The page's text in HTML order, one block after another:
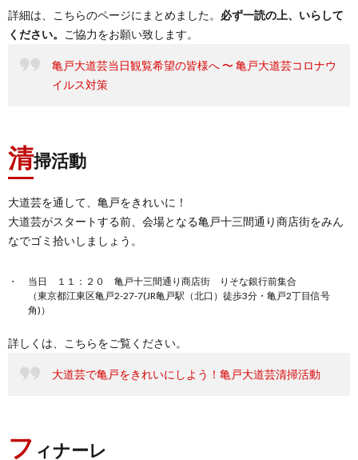
詳細は、こちらのページにまとめました。 必ず一読の上、いらして
ください。
ご協力をお願い致します。
亀戸大道芸当日観覧希望の皆様へ 〜 亀戸大道芸コロナウ
イルス対策
清掃活動
大道芸を通して、亀戸をきれいに！
大道芸がスタートする前、会場となる亀戸十三間通り商店街をみん
なでゴミ拾いしましょう。
当日 １１：２０ 亀戸十三間通り商店街 りそな銀行前集合
（東京都江東区亀戸2-27-7(JR亀戸駅（北口）徒歩3分・亀戸2丁目信号
角)）
詳しくは、こちらをご覧ください。
大道芸で亀戸をきれいにしよう！亀戸大道芸清掃活動
フ ィナーレ